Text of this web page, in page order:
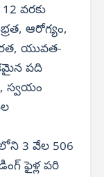
వరకు
ఆరోగ్యం,
యువత-
పది
స్వయం
3 వేల 506
ఫైళ్ల పరి